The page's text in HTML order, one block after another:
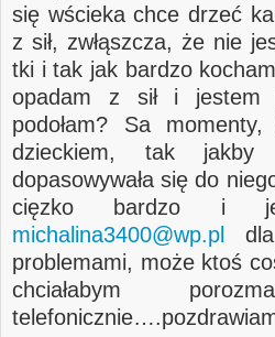
się wścieka chce drzeć
z sił, zwłąszcza, że nie
tki i tak jak bardzo
opadam z sił i jestem
podołam? Sa
dzieckiem, tak jakby
dopasowywała się do
cięzko bardzo i
michalina3400@wp.pl
problemami, może ktoś
chciałabym